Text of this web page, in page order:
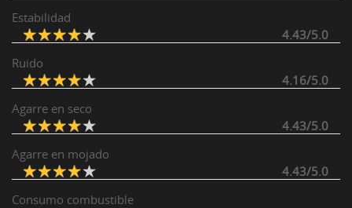
Estabilidad
4.43/5.0
Ruido
4.16/5.0
Agarre en seco
4.43/5.0
Agarre en mojado
4.43/5.0
Consumo combustible